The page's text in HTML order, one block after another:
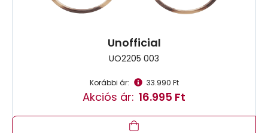
Unofficial
UO2205 003
Korábbi ár: 33.990 Ft
Akciós ár: 16.995 Ft